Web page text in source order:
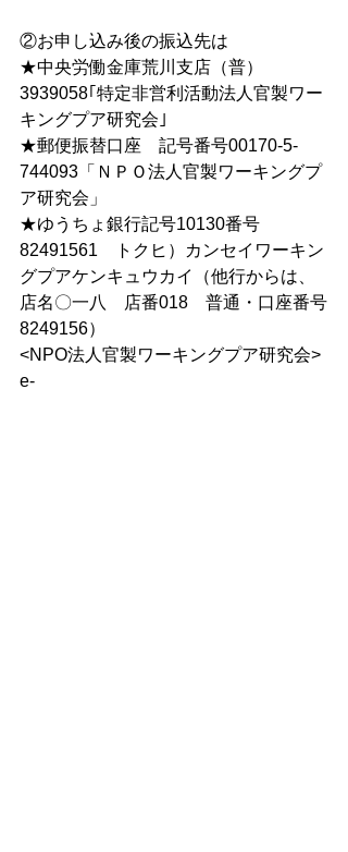
②お申し込み後の振込先は
★中央労働金庫荒川支店（普）
3939058｢特定非営利活動法人官製ワー
キングプア研究会｣
★郵便振替口座　記号番号00170‐5‐
744093「ＮＰＯ法人官製ワーキングプ
ア研究会」
★ゆうちょ銀行記号10130番号
82491561　トクヒ）カンセイワーキン
グプアケンキュウカイ（他行からは、
店名〇一八　店番018　普通・口座番号
8249156）
<NPO法人官製ワーキングプア研究会>
e-